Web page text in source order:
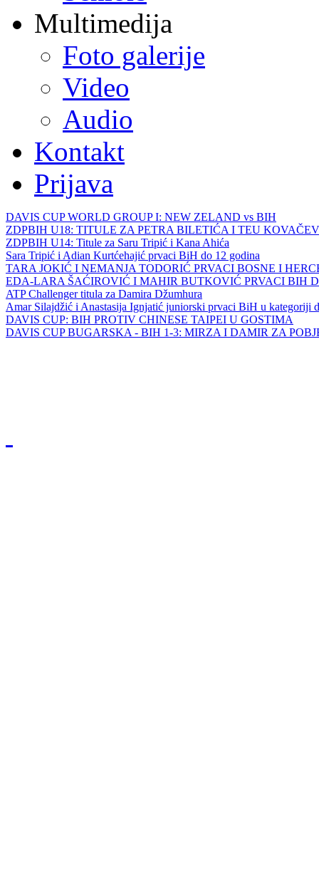
Multimedija
Foto galerije
Video
Audio
Kontakt
Prijava
DAVIS CUP WORLD GROUP I: NEW ZELAND vs BIH
ZDPBIH U18: TITULE ZA PETRA BILETIĆA I TEU
ZDPBIH U14: Titule za Saru Tripić i Kana Ahića
Sara Tripić i Adian Kurtćehajić prvaci BiH do 12 godina
TARA JOKIĆ I NEMANJA TODORIĆ PRVACI BOSNE I
EDA-LARA ŠAĆIROVIĆ I MAHIR BUTKOVIĆ PRVACI BIH
ATP Challenger titula za Damira Džumhura
Amar Silajdžić i Anastasija Ignjatić juniorski prvaci BiH u kategoriji
DAVIS CUP: BIH PROTIV CHINESE TAIPEI U GOSTIMA
DAVIS CUP BUGARSKA - BIH 1-3: MIRZA I DAMIR ZA